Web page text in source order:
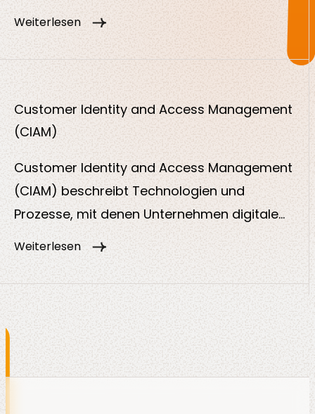
kontrolliert, wer worauf zugreifen darf, und
oder Systeme auf digitale Ressourcen wie
können.
Weiterlesen
Customer Identity and Access Management
(CIAM)
Customer Identity and Access Management
(CIAM) beschreibt Technologien und
Prozesse, mit denen Unternehmen digitale
Identitäten ihrer externen Nutzenden, also
verwalten. Im Unterschied zum klassischen
Weiterlesen